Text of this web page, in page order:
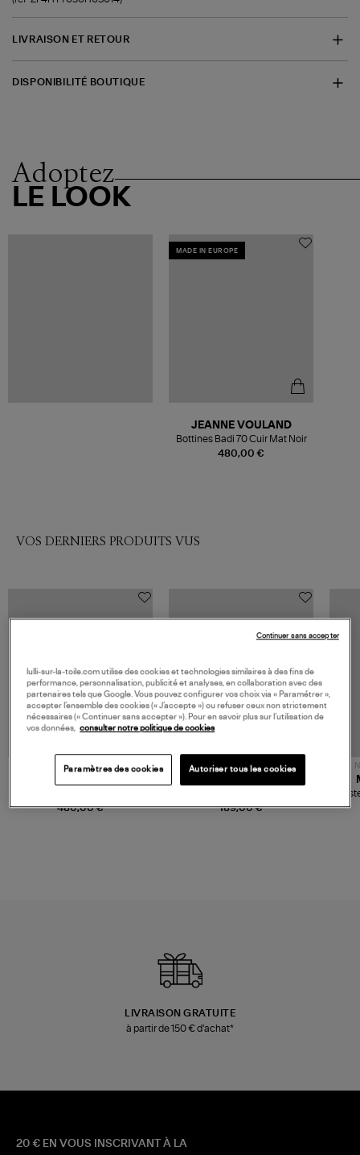
LIVRAISON ET RETOUR
DISPONIBILITÉ BOUTIQUE
Adoptez
LE LOOK
MADE IN EUROPE
480,00 €
JEANNE VOULAND
Bottines Badi 70 Cuir Mat Noir
VOS DERNIERS PRODUITS VUS
480,00 €
Champagne
NOUVELLE COLLECTION
189,00 €
Mousse
LIVRAISON GRATUITE
à partir de 150 € d'achat*
20 € EN VOUS INSCRIVANT À LA
lulli-sur-la-toile.com utilise des cookies et technologies similaires à des fins de
performance, personnalisation, publicité et analyses, en collaboration avec des
partenaires tels que Google. Vous pouvez configurer vos choix via « Paramétrer »,
accepter l’ensemble des cookies (« J’accepte ») ou refuser ceux non strictement
nécessaires (« Continuer sans accepter »). Pour en savoir plus sur l’utilisation de
vos données,
consulter notre politique de cookies
Paramètres des cookies Autoriser tous les cookies
Continuer sans accepter